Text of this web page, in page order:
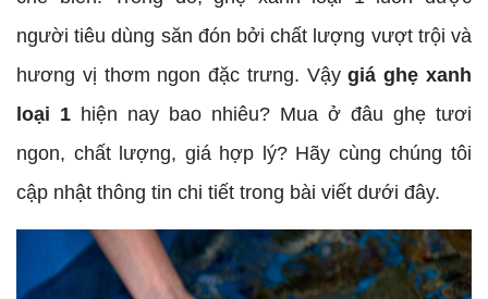
người tiêu dùng săn đón bởi chất lượng vượt trội và
hương vị thơm ngon đặc trưng. Vậygiá ghẹ xanh
loại 1 hiện nay bao nhiêu? Mua ở đâu ghẹ tươi
ngon, chất lượng, giá hợp lý? Hãy cùng chúng tôi
cập nhật thông tin chi tiết trong bài viết dưới đây.